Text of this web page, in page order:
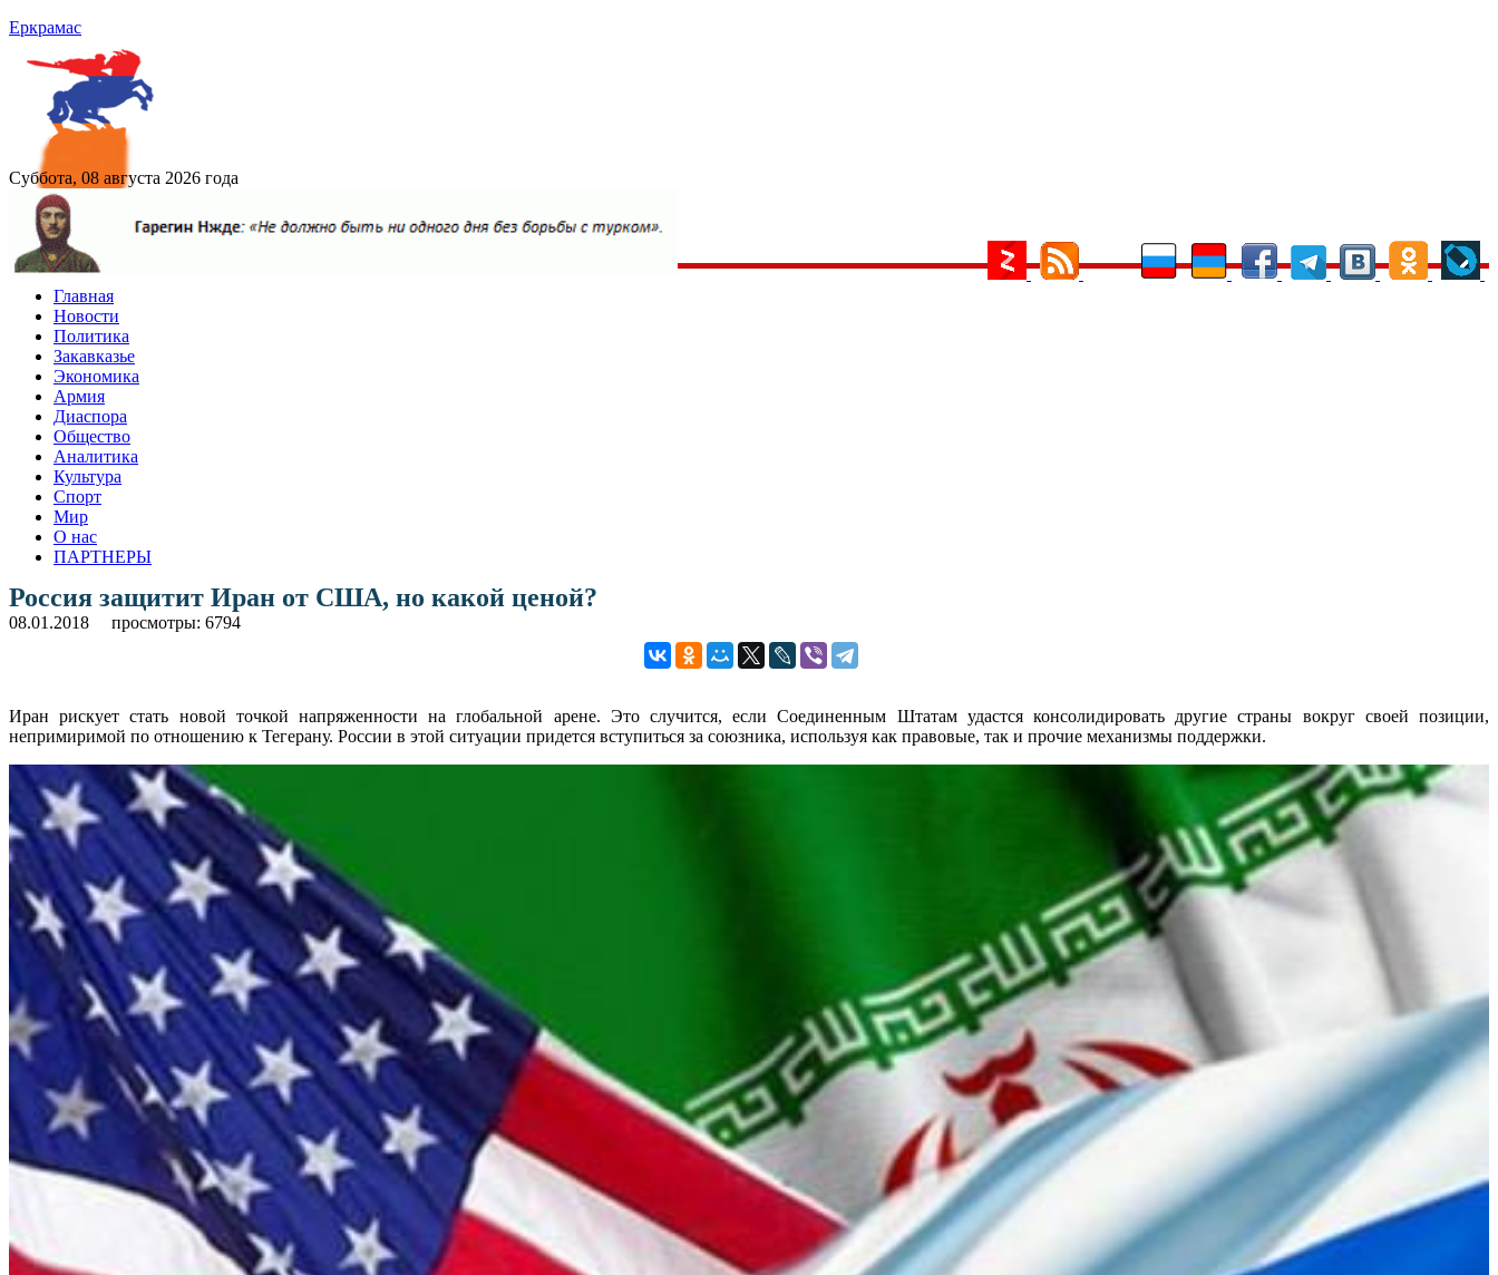
Еркрамас
Суббота, 08 августа 2026 года
Главная
Новости
Политика
Закавказье
Экономика
Армия
Диаспора
Общество
Аналитика
Культура
Спорт
Мир
О нас
ПАРТНЕРЫ
Россия защитит Иран от США, но какой ценой?
08.01.2018 просмотры: 6794
Иран рискует стать новой точкой напряженности на глобальной арене. Это случится, если Соединенным Штатам удастся консолидировать другие страны вокруг своей позиции,
непримиримой по отношению к Тегерану. России в этой ситуации придется вступиться за союзника, используя как правовые, так и прочие механизмы поддержки.